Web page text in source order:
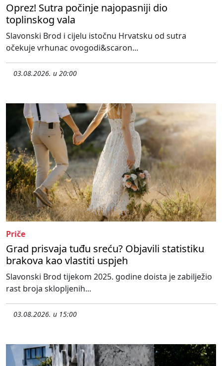
Oprez! Sutra počinje najopasniji dio
toplinskog vala
Slavonski Brod i cijelu istočnu Hrvatsku od sutra
očekuje vrhunac ovogodi&scaron...
03.08.2026. u 20:00
Priče
Grad prisvaja tuđu sreću? Objavili statistiku
brakova kao vlastiti uspjeh
Slavonski Brod tijekom 2025. godine doista je zabilježio
rast broja sklopljenih...
03.08.2026. u 15:00